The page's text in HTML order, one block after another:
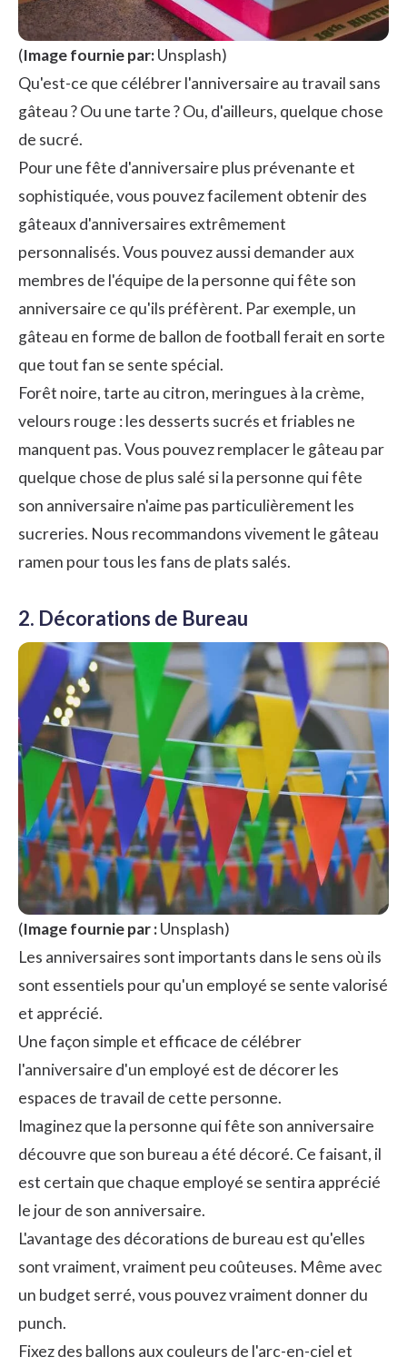
(Image fournie par:Unsplash)
Qu'est-ce que célébrer l'anniversaire au travail sans
gâteau ? Ou une tarte ? Ou, d'ailleurs, quelque chose
de sucré.
Pour une fête d'anniversaire plus prévenante et
sophistiquée, vous pouvez facilement obtenir des
gâteaux d'anniversaires extrêmement
personnalisés. Vous pouvez aussi demander aux
membres de l'équipe de la personne qui fête son
anniversaire ce qu'ils préfèrent. Par exemple, un
gâteau en forme de ballon de football ferait en sorte
que tout fan se sente spécial.
Forêt noire, tarte au citron, meringues à la crème,
velours rouge : les desserts sucrés et friables ne
manquent pas. Vous pouvez remplacer le gâteau par
quelque chose de plus salé si la personne qui fête
son anniversaire n'aime pas particulièrement les
sucreries. Nous recommandons vivement le gâteau
ramen pour tous les fans de plats salés.
2. Décorations de Bureau
(Image fournie par :Unsplash)
Les anniversaires sont importants dans le sens où ils
sont essentiels pour qu'un employé se sentevalorisé
et apprécié.
Une façon simple et efficace de célébrer
l'anniversaire d'un employé est de décorerles
espaces de travail de cette personne.
Imaginez que la personne qui fête son anniversaire
découvre que son bureau a été décoré. Ce faisant, il
est certain que chaque employé se sentira apprécié
le jour de son anniversaire.
L'avantage des décorations de bureau est qu'elles
sont vraiment, vraiment peu coûteuses. Même avec
un budget serré, vous pouvez vraiment donner du
punch.
Fixez des ballons aux couleurs de l'arc-en-ciel et